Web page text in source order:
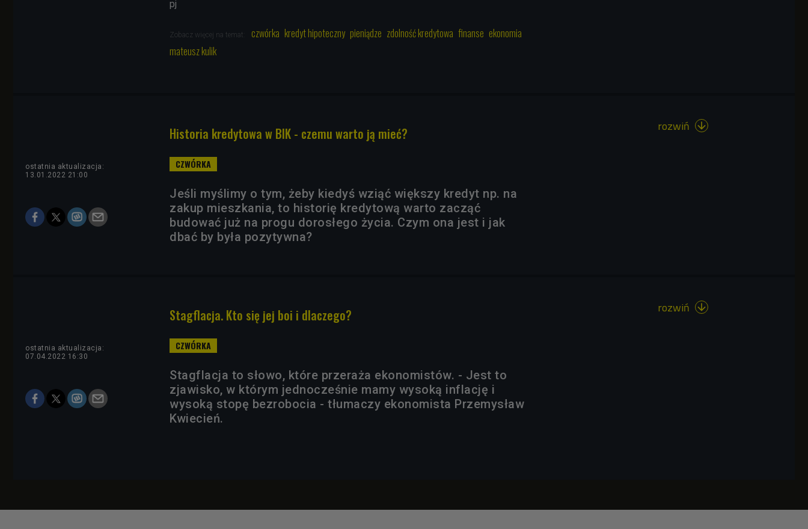
pj
Zobacz więcej na temat: czwórka kredyt hipoteczny pieniądze zdolność kredytowa finanse ekonomia
mateusz kulik
Historia kredytowa w BIK - czemu warto ją mieć?
ostatnia aktualizacja:
13.01.2022 21:00
Jeśli myślimy o tym, żeby kiedyś wziąć większy kredyt np. na
zakup mieszkania, to historię kredytową warto zacząć
budować już na progu dorosłego życia. Czym ona jest i jak
dbać by była pozytywna?
rozwiń 
Stagflacja. Kto się jej boi i dlaczego?
ostatnia aktualizacja:
07.04.2022 16:30
Stagflacja to słowo, które przeraża ekonomistów. - Jest to
zjawisko, w którym jednocześnie mamy wysoką inflację i
wysoką stopę bezrobocia - tłumaczy ekonomista Przemysław
Kwiecień.
rozwiń 